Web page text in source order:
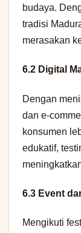
budaya.
tradisi
merasakan
6.2 Digital
Dengan
dan e-
konsumen
edukatif,
6.3 Event
Mengikuti